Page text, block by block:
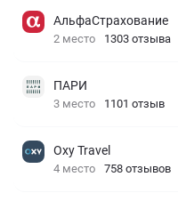
АльфаСтрахование
2 место 1303 отзыва
ПАРИ
3 место 1101 отзыв
Oxy Travel
4 место 758 отзывов